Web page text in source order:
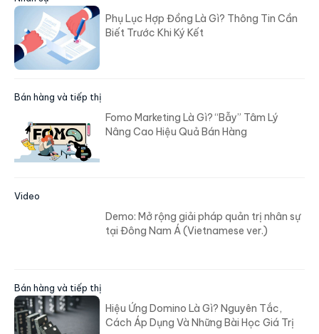
Phụ Lục Hợp Đồng Là Gì? Thông Tin Cần
Biết Trước Khi Ký Kết
Bán hàng và tiếp thị
Fomo Marketing Là Gì? “Bẫy” Tâm Lý
Nâng Cao Hiệu Quả Bán Hàng
Video
Demo: Mở rộng giải pháp quản trị nhân sự
tại Đông Nam Á (Vietnamese ver.)
Cách Áp Dụng Và Những Bài Học Giá Trị